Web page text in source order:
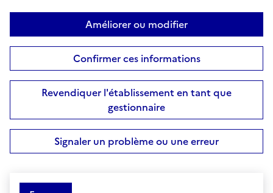
Améliorer ou modifier
Confirmer ces informations
Revendiquer l'établissement en tant que
gestionnaire
Signaler un problème ou une erreur